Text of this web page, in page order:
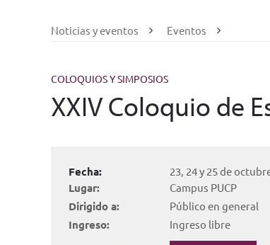
Noticias y eventos Eventos
COLOQUIOS Y SIMPOSIOS
XXIV Coloquio de
Fecha: 23, 24 y 25 de
Lugar: Campus PUCP
Dirigido a: Público en general
Ingreso: Ingreso libre